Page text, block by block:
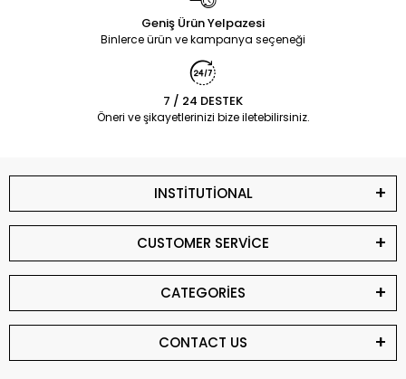
Geniş Ürün Yelpazesi
Binlerce ürün ve kampanya seçeneği
7 / 24 DESTEK
Öneri ve şikayetlerinizi bize iletebilirsiniz.
INSTİTUTİONAL
CUSTOMER SERVİCE
CATEGORİES
CONTACT US